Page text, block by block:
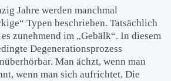
Jahre werden manchmal
Typen beschrieben. Tatsächlich
zunehmend im „Gebälk“. In diesem
Degenerationsprozess
Man ächzt, wenn man
wenn man sich aufrichtet. Die